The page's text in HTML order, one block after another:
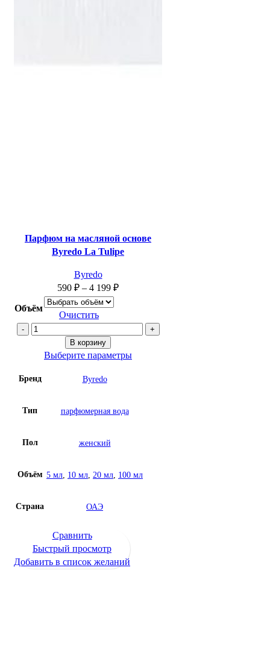
Парфюм на масляной основе
Byredo La Tulipe
Byredo
590 ₽ – 4 199 ₽
Объём
Очистить
Количество
Парфюм
масляной
Byredo
В корзину
Выберите параметры
Бренд Byredo
Тип парфюмерная вода
Пол женский
Объём 5 мл 10 мл 20 мл 100 мл
Страна ОАЭ
Сравнить
Быстрый просмотр
Добавить в список желаний